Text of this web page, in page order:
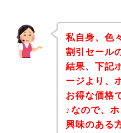
私自身、色
割引セール
結果、下記
ージより、
お得な価格
♪なので、
興味のある